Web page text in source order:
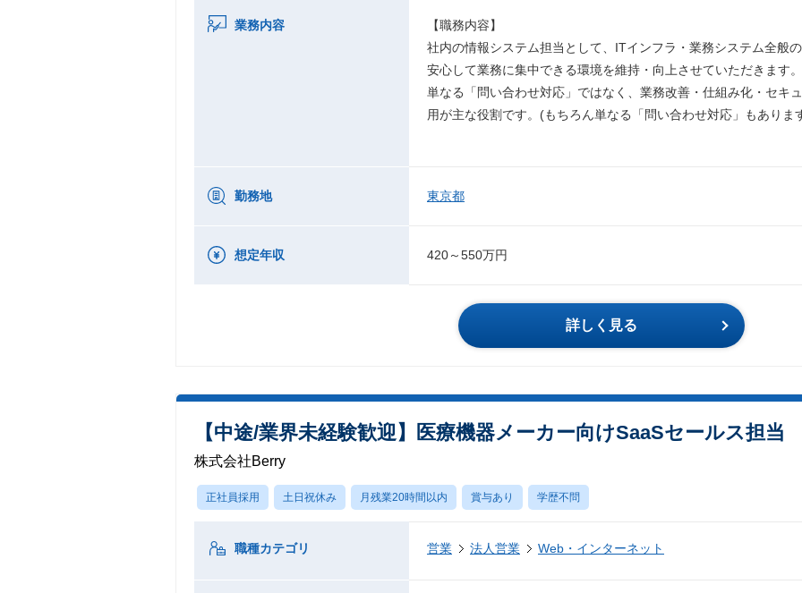
業務内容
【職務内容】
社内の情報システム担当として、ITインフラ・業務システム全般
安心して業務に集中できる環境を維持・向上させていただきます。
単なる「問い合わせ対応」ではなく、業務改善・仕組み化・セキ
用が主な役割です。(もちろん単なる「問い合わせ対応」もありま
勤務地 東京都
想定年収 420～550万円
詳しく見る
【中途/業界未経験歓迎】医療機器メーカー向けSaaSセールス担当
株式会社Berry
正社員採用 土日祝休み 月残業20時間以内 賞与あり 学歴不問
職種カテゴリ 営業 法人営業 Web・インターネット